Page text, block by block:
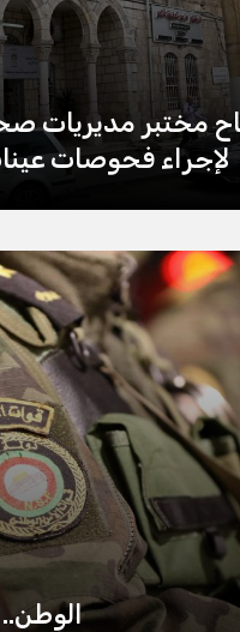
مختبر مديريات
لإجراء فحوصات